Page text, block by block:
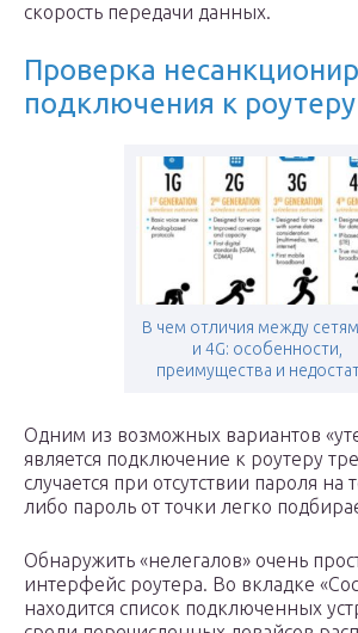
скорость передачи данных.
Проверка
подключения к роутеру
В чем отличия между
и 4G: особенности,
преимущества и
Одним из возможных вариантов
является подключение к роутеру
случается при отсутствии пароля на
либо пароль от точки легко
Обнаружить «нелегалов» очень
интерфейс роутера. Во вкладке
находится список подключенных